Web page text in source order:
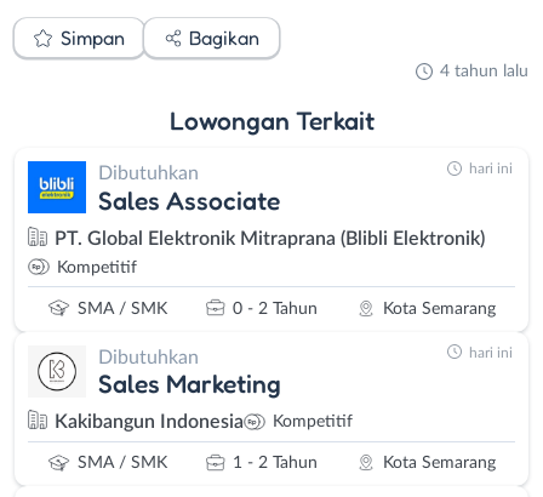
Simpan Bagikan
4 tahun lalu
Lowongan Terkait
Dibutuhkan
Sales Associate
PT. Global Elektronik Mitraprana (Blibli Elektronik)
Kompetitif
SMA / SMK 0 - 2 Tahun Kota Semarang
hari ini
Dibutuhkan
Sales Marketing
Kakibangun Indonesia Kompetitif
SMA / SMK 1 - 2 Tahun Kota Semarang
hari ini